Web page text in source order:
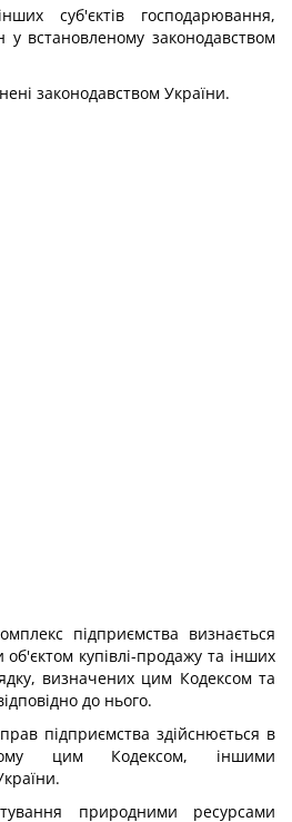
суб'єктів господарювання,
у встановленому законодавством
законодавством України.
підприємства визнається
купівлі-продажу та інших
визначених цим Кодексом та
до нього.
підприємства здійснюється в
цим Кодексом, іншими
природними ресурсами